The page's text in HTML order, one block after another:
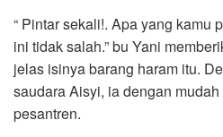
“ Pintar sekali!. Apa yang kamu
ini tidak salah.” bu Yani
jelas isinya barang haram itu.
saudara Aisyi, ia dengan
pesantren.